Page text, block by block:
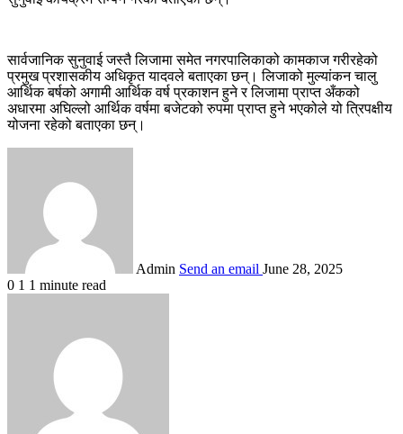
सार्वजानिक सुनुवाई जस्तै लिजामा समेत नगरपालिकाको कामकाज गरीरहेको
प्रमुख प्रशासकीय अधिकृत यादवले बताएका छन्। लिजाको मुल्यांकन चालु
आर्थिक बर्षको अगामी आर्थिक वर्ष प्रकाशन हुने र लिजामा प्राप्त अँकको
अधारमा अघिल्लो आर्थिक वर्षमा बजेटको रुपमा प्राप्त हुने भएकोले यो त्रिपक्षीय
योजना रहेको बताएका छन्।
Admin Send an email June 28, 2025
0 1 1 minute read